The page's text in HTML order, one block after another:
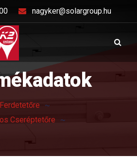
nagyker@solargroup.hu
Cseréptetőre